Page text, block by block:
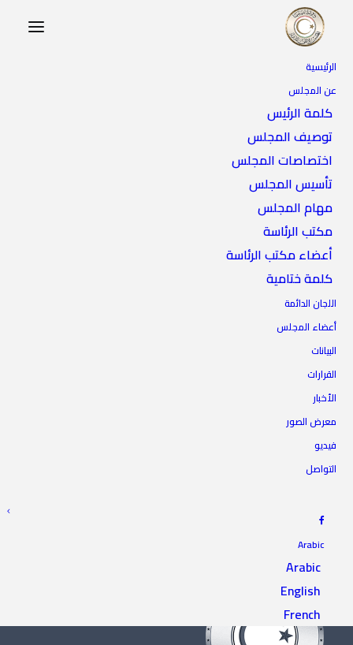
الرئيسية
عن المجلس
كلمة الرئيس
توصيف المجلس
اختصاصات المجلس
تأسيس المجلس
مهام المجلس
مكتب الرئاسة
أعضاء مكتب الرئاسة
كلمة ختامية
اللجان الدائمة
أعضاء المجلس
البيانات
القرارات
الأخبار
معرض الصور
فيديو
التواصل
Arabic
Arabic
English
French
جانب من صلاة الجنازة على شهداء مجزرة الكلية
Home جانب من صلاة الجنازة على شهداء مجزرة الكلية العسكرية
جانب من صلاة الجنازة
على شهداء مجزرة الكلية
العسكرية
صورة